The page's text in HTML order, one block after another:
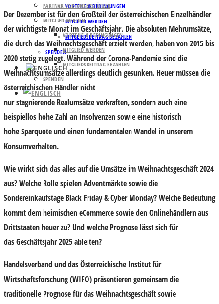
VORTEILE & BEDINGUNGEN
MITGLIED WERDEN
MITGLIEDSBEITRAG BEZAHLEN
SPENDEN
PARTNER UND UNTERSTÜTZER
MITGLIED WERDEN
VORTEILE & BEDINGUNGEN
MITGLIED WERDEN
MITGLIEDSBEITRAG BEZAHLEN
SPENDEN
Der Dezember ist für den Großteil der österreichischen Einzelhändler
der wichtigste Monat im Geschäftsjahr. Die absoluten Mehrumsätze,
die durch dasWeihnachtsgeschäfterzielt werden, haben von 2015 bis
2020 stetig zugelegt. Während der Corona-Pandemie sind die
Weihnachtsumsätze allerdings deutlich gesunken. Heuer müssen die
österreichischen Händler nicht
nurstagnierende Realumsätzeverkraften, sondern auch eine
beispiellos hohe Zahl an Insolvenzensowie eine historisch
hoheSparquoteund einen fundamentalenWandel in unserem
Konsumverhalten.
Wie wirkt sich das alles auf die Umsätze im Weihnachtsgeschäft 2024
aus? Welche Rolle spielenAdventmärktesowie die
Sondereinkaufstage Black Friday & Cyber Monday? Welche Bedeutung
kommt dem heimischeneCommercesowie denOnlinehändlern aus
Drittstaatenheuer zu? Und welche Prognose lässt sich für
dasGeschäftsjahr 2025ableiten?
Handelsverband und dasÖsterreichische Institut für
Wirtschaftsforschung (WIFO)präsentieren gemeinsam die
traditionelle Prognose für das Weihnachtsgeschäftsowie